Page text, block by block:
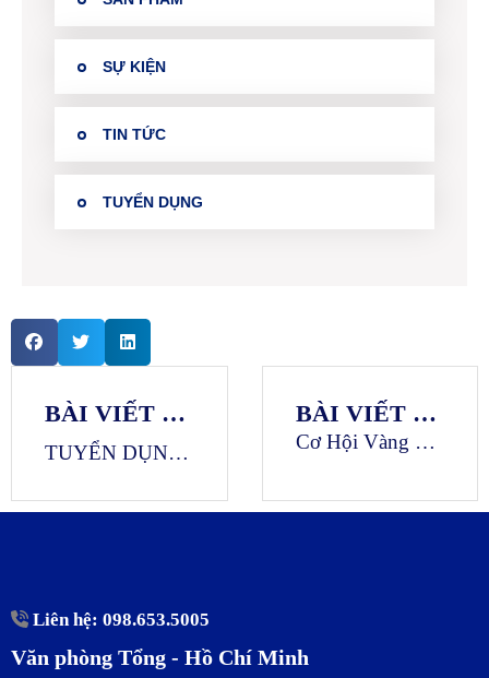
SỰ KIỆN
TIN TỨC
TUYỂN DỤNG
BÀI VIẾT TRƯỚC
TUYỂN DỤNG: TRỢ LÝ ĐỐI NGOẠI CỦA TỔNG GIÁM ĐỐC – THỊ TRƯỜNG NHẬT BẢN
BÀI VIẾT TIẾP THEO
Cơ Hội Vàng Cho Lao Động Việt: Ngành Điều Dưỡng Tại Nhật Bản Đang Thiếu Hụt Nghiêm Trọng
Liên hệ: 098.653.5005
Văn phòng Tổng - Hồ Chí Minh